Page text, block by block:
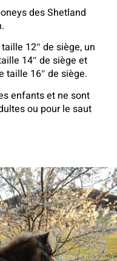
des Shetland
12″ de siège, un
14″ de siège et
taille 16″ de siège.
enfants et ne sont
ou pour le saut